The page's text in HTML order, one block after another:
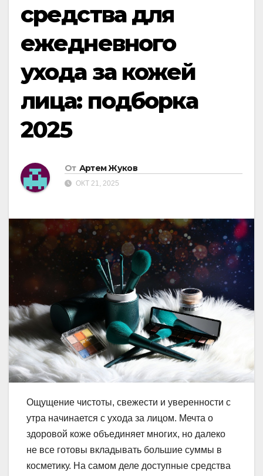
средства для
ежедневного
ухода за кожей
лица: подборка
2025
От Артем Жуков
ОКТ 21, 2025
Ощущение чистоты, свежести и уверенности с
утра начинается с ухода за лицом. Мечта о
здоровой коже объединяет многих, но далеко
не все готовы вкладывать большие суммы в
косметику. На самом деле доступные средства